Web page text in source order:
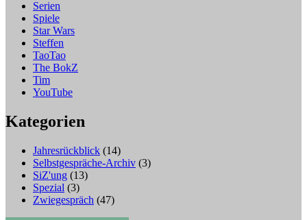
Serien
Spiele
Star Wars
Steffen
TaoTao
The BokZ
Tim
YouTube
Kategorien
Jahresrückblick (14)
Selbstgespräche-Archiv (3)
SiZ'ung (13)
Spezial (3)
Zwiegespräch (47)